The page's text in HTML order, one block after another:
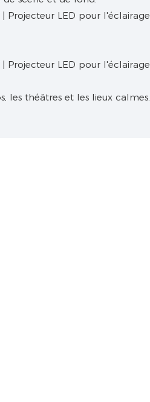
les théâtres et les lieux calmes.